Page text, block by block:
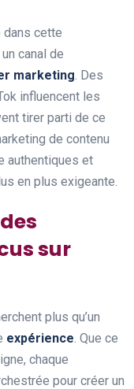
dans cette
canal de
marketing. Des
influencent les
tirer parti de ce
de contenu
authentiques et
en plus exigeante.
sur
plus qu’un
expérience. Que ce
chaque
pour créer un